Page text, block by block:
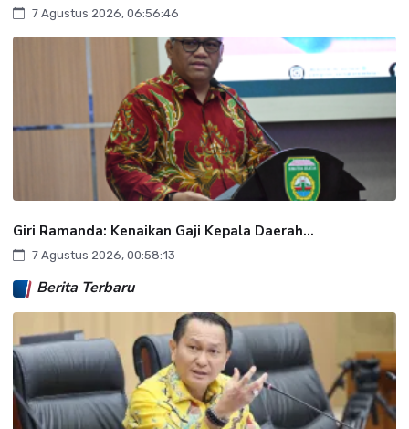
7 Agustus 2026, 06:56:46
Giri Ramanda: Kenaikan Gaji Kepala Daerah...
7 Agustus 2026, 00:58:13
Berita Terbaru